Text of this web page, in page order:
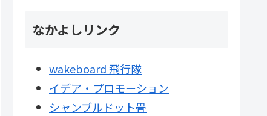
なかよしリンク
wakeboard 飛行隊
イデア・プロモーション
シャンブルドット畳